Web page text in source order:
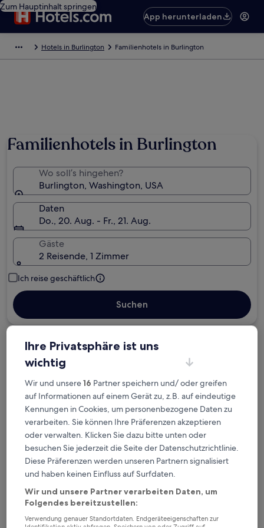
Zum Hauptinhalt springen
App herunterladen
Hotels in Burlington Familienhotels in Burlington
Familienhotels in Burlington
Wo soll’s hingehen?
Burlington, Washington, USA
Daten
Do., 20. Aug. - Fr., 21. Aug.
Gäste
2 Reisende, 1 Zimmer
Ich reise geschäftlich
Suchen
Kostenlose Stornierung bei
Planänderungen
Verdiene Prämien für jede
wahrgenommene Übernachtung
Mehr sparen mit Preisen für Mitglieder
Überprüfe die Preise für diese Daten
6. Aug. - 7. Aug.
7. Aug. - 8. Aug.
Ihre Privatsphäre ist uns
wichtig
Wir und unsere16 Partner speichern und/ oder greifen
auf Informationen auf einem Gerät zu, z.B. auf eindeutige
Kennungen in Cookies, um personenbezogene Daten zu
verarbeiten. Sie können Ihre Präferenzen akzeptieren
oder verwalten. Klicken Sie dazu bitte unten oder
besuchen Sie jederzeit die Seite der Datenschutzrichtlinie.
Diese Präferenzen werden unseren Partnern signalisiert
und haben keinen Einfluss auf Surfdaten.
Wir und unsere Partner verarbeiten Daten, um
Folgendes bereitzustellen:
Verwendung genauer Standortdaten. Endgeräteeigenschaften zur